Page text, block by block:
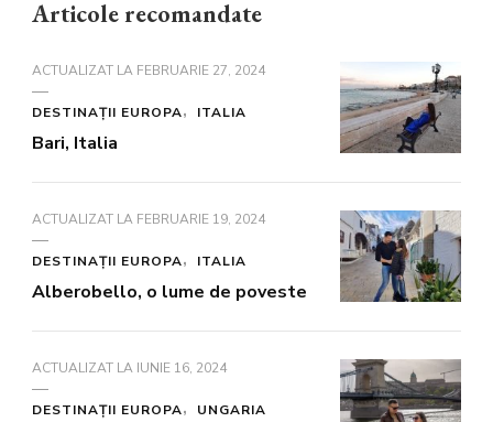
Articole recomandate
ACTUALIZAT LA FEBRUARIE 27, 2024
DESTINAȚII EUROPA ITALIA
Bari, Italia
ACTUALIZAT LA FEBRUARIE 19, 2024
DESTINAȚII EUROPA ITALIA
Alberobello, o lume de poveste
ACTUALIZAT LA IUNIE 16, 2024
DESTINAȚII EUROPA UNGARIA